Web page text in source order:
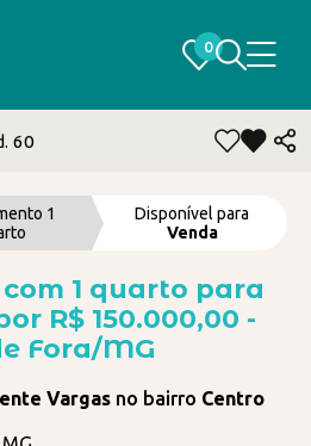
0
0
60
1
Disponível para
Venda
1 quarto para
R$ 150.000,00 -
Fora/MG
Vargas no bairro Centro